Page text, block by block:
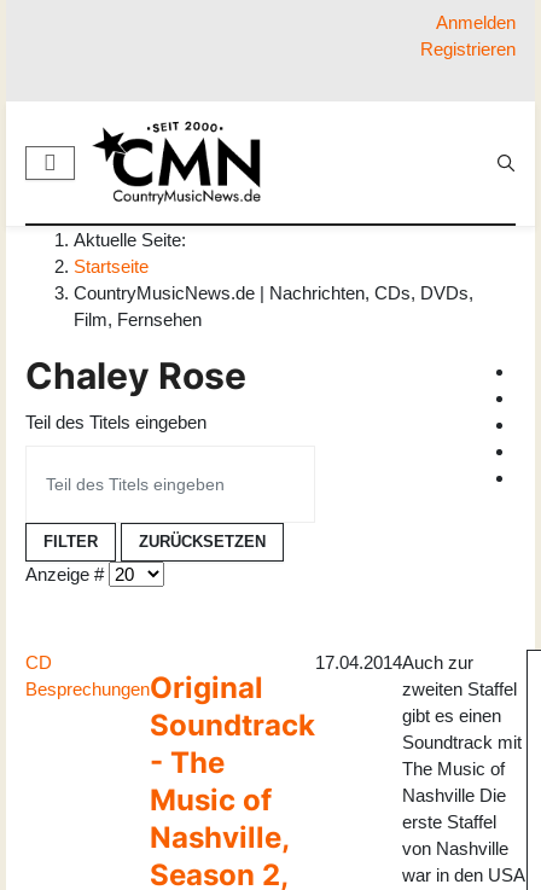
Anmelden
Registrieren
Aktuelle Seite:
Startseite
CountryMusicNews.de | Nachrichten, CDs, DVDs,
Film, Fernsehen
Chaley Rose
Teil des Titels eingeben
FILTER ZURÜCKSETZEN
Anzeige #
CD
BesprechungenOriginal
Soundtrack
- The
Music of
Nashville,
Season 2,
17.04.2014Auch zur
zweiten Staffel
gibt es einen
Soundtrack mit
The Music of
Nashville Die
erste Staffel
von Nashville
war in den USA